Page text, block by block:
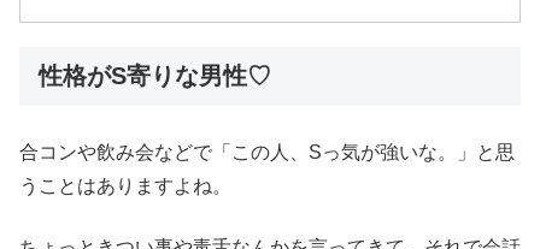
性格がS寄りな男性♡
合コンや飲み会などで「この人、Sっ気が強いな。」と思
うことはありますよね。